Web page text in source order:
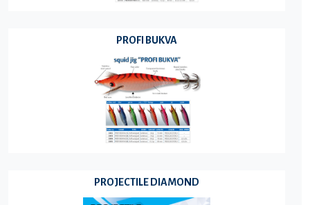
PROFI BUKVA
PROJECTILE DIAMOND